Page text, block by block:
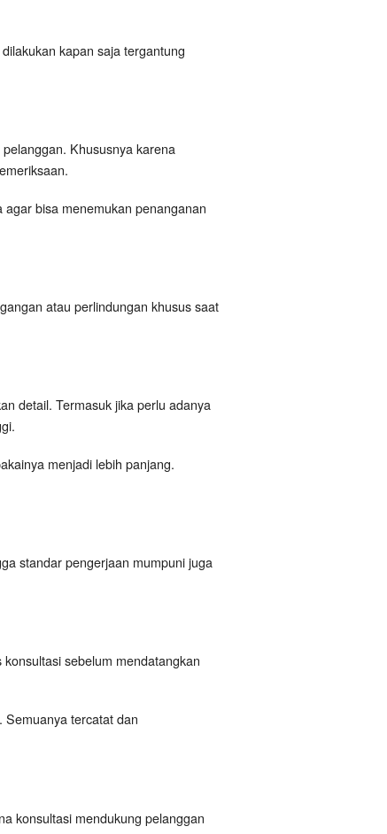
kapan saja tergantung
Khususnya karena
bisa menemukan penanganan
atau perlindungan khusus saat
detail. Termasuk jika perlu adanya
menjadi lebih panjang.
standar pengerjaan mumpuni juga
sebelum mendatangkan
tercatat dan
konsultasi mendukung pelanggan